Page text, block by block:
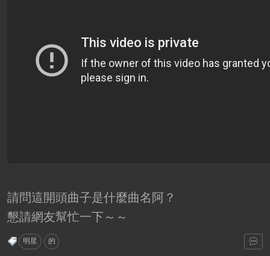
請問這開頭曲子是什麼曲名阿？
懇請網友幫忙一下～～
明星 的